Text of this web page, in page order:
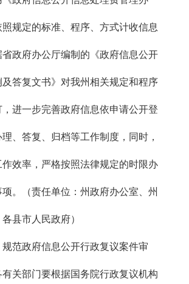
规定的标准、程序、方式计收信息
政府办公厅编制的《政府信息公开
答复文书》对我州相关规定和程序
进一步完善政府信息依申请公开登
、答复、归档等工作制度，同时，
效率，严格按照法律规定的时限办
。（责任单位：州政府办公室、州
县市人民政府）
规范政府信息公开行政复议案件审
关部门要根据国务院行政复议机构